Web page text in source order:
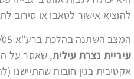
להוציא אישור לטאבו או סירוב
המצב השתנה בהלכת ברע"א 187/05
עיריית נצרת עילית, שאסר על
אקטיבית בגין חובות שהתיישנו